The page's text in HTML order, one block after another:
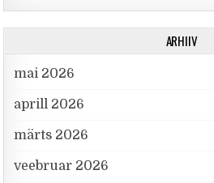
ARHIIV
mai 2026
aprill 2026
märts 2026
veebruar 2026